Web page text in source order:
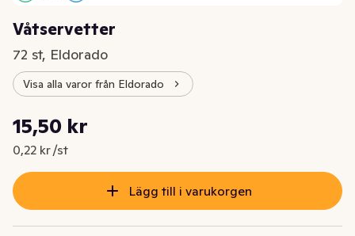
Våtservetter
72 st, Eldorado
Visa alla varor från Eldorado
Nuvarande pris är: 15,50 kr
15,50 kr
0,22 kr /st
Styckpris: 0,22 kr /st
Lägg till i varukorgen